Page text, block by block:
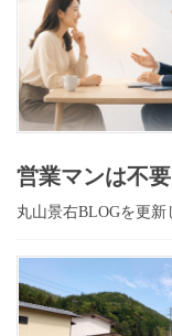
営業マンは不
丸山景右BLOGを更